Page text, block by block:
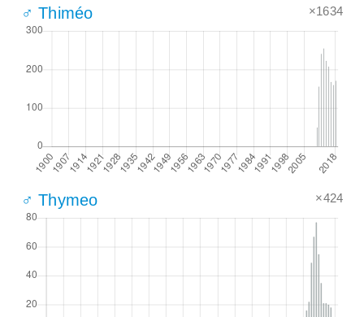
♂ Thiméo ×1634
♂ Thymeo ×424